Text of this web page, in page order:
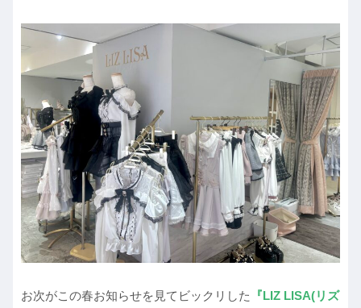
お次がこの春お知らせを見てビックリした 『LIZ LISA(リズ